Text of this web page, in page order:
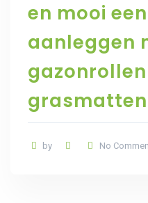
en mooi
aanleggen
by No